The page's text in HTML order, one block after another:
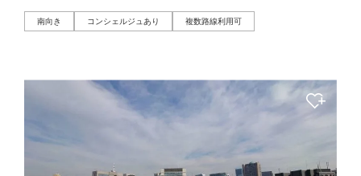
南向き コンシェルジュあり 複数路線利用可